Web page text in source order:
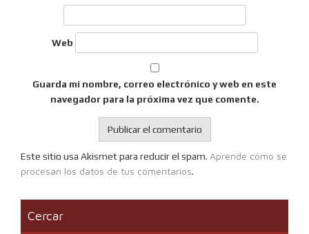
Web
Guarda mi nombre, correo electrónico y web en este
navegador para la próxima vez que comente.
Este sitio usa Akismet para reducir el spam. Aprende cómo se
procesan los datos de tus comentarios.
Cercar